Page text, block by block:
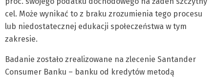
cel. Może wynikać to z braku zrozumienia tego procesu
lub niedostatecznej edukacji społeczeństwa w tym
zakresie.
Badanie zostało zrealizowane na zlecenie Santander
Consumer Banku – banku od kredytów metodą